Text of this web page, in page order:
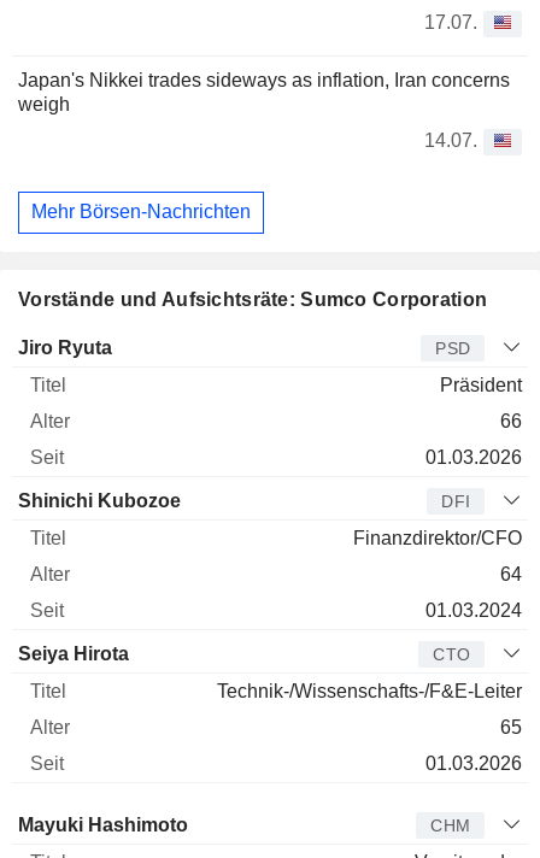
17.07.
Japan's Nikkei trades sideways as inflation, Iran concerns
weigh
14.07.
Mehr Börsen-Nachrichten
Vorstände und Aufsichtsräte: Sumco Corporation
Manager Titel
Jiro Ryuta PSD
Präsident
66
01.03.2026
Shinichi Kubozoe DFI
Finanzdirektor/CFO
64
01.03.2024
Seiya Hirota CTO
Technik-/Wissenschafts-/F&E-Leiter
65
01.03.2026
Verwaltungsratsmitglied
Mayuki Hashimoto CHM